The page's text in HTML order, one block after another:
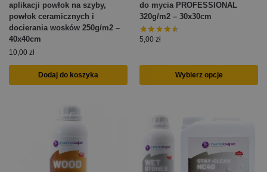
aplikacji powłok na szyby,
powłok ceramicznych i
docierania wosków 250g/m2 –
40x40cm
10,00 zł
Dodaj do koszyka
do mycia PROFESSIONAL
320g/m2 – 30x30cm
5,00 zł
Wybierz opcje